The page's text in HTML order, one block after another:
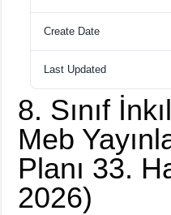
Create Date
Last Updated
8. Sınıf
Meb
Planı 33.
2026)